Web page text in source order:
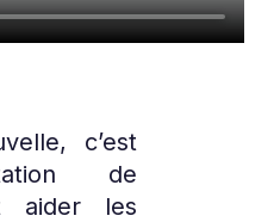
c’est
de
aider les